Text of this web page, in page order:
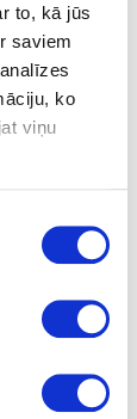
to, kā jūs
saviem
ko
viņu
L-